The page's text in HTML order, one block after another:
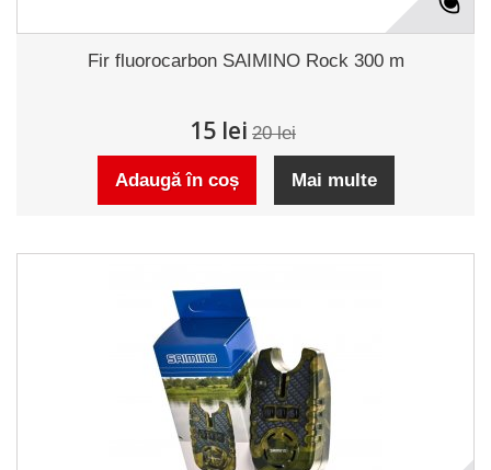
Fir fluorocarbon SAIMINO Rock 300 m
15 lei 20 lei
Adaugă în coș Mai multe